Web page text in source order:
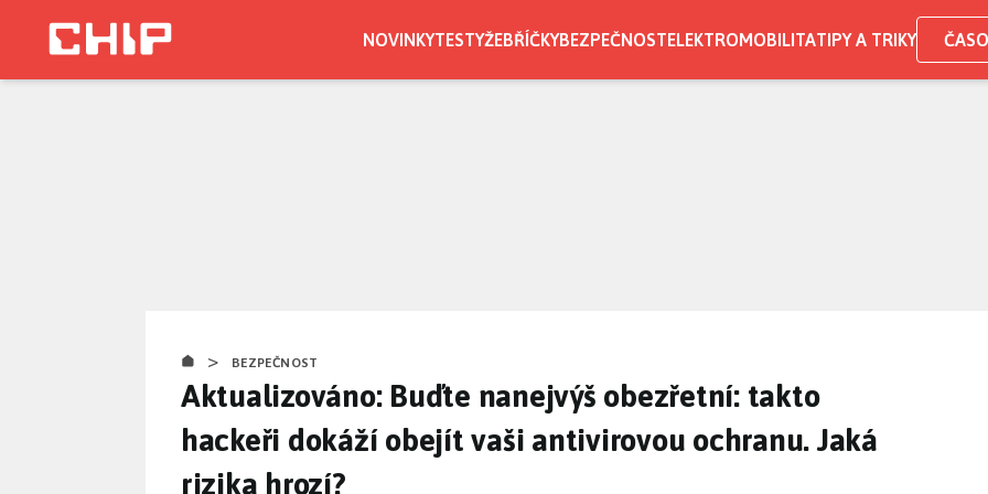
NOVINKYTESTYŽEBŘÍČKYBEZPEČNOSTELEKTROMOBILITATIPY A TRIKY
> BEZPEČNOST
Aktualizováno: Buďte nanejvýš obezřetní: takto
hackeři dokáží obejít vaši antivirovou ochranu. Jaká
rizika hrozí?